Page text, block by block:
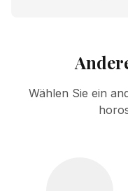
Wählen Sie ein